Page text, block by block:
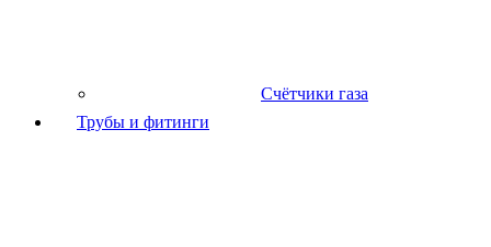
Счётчики газа
Трубы и фитинги